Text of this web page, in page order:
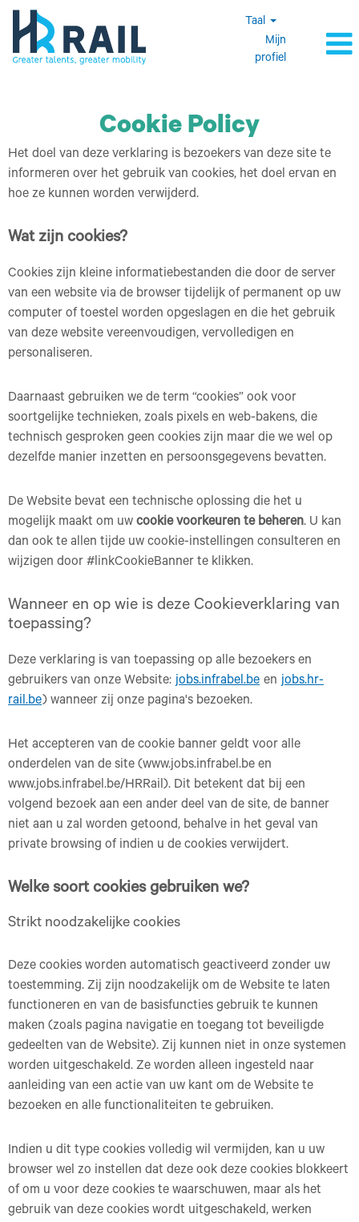
Taal
Mijn
profiel
Cookie Policy
Het doel van deze verklaring is bezoekers van deze site te
informeren over het gebruik van cookies, het doel ervan en
hoe ze kunnen worden verwijderd.
Wat zijn cookies?
Cookies zijn kleine informatiebestanden die door de server
van een website via de browser tijdelijk of permanent op uw
computer of toestel worden opgeslagen en die het gebruik
van deze website vereenvoudigen, vervolledigen en
personaliseren.
Daarnaast gebruiken we de term “cookies” ook voor
soortgelijke technieken, zoals pixels en web-bakens, die
technisch gesproken geen cookies zijn maar die we wel op
dezelfde manier inzetten en persoonsgegevens bevatten.
De Website bevat een technische oplossing die het u
mogelijk maakt om uw cookie voorkeuren te beheren. U kan
dan ook te allen tijde uw cookie-instellingen consulteren en
wijzigen door #linkCookieBanner te klikken.
Wanneer en op wie is deze Cookieverklaring van
toepassing?
Deze verklaring is van toepassing op alle bezoekers en
gebruikers van onze Website: jobs.infrabel.be en jobs.hr-
rail.be) wanneer zij onze pagina's bezoeken.
Het accepteren van de cookie banner geldt voor alle
onderdelen van de site (www.jobs.infrabel.be en
www.jobs.infrabel.be/HRRail). Dit betekent dat bij een
volgend bezoek aan een ander deel van de site, de banner
niet aan u zal worden getoond, behalve in het geval van
private browsing of indien u de cookies verwijdert.
Welke soort cookies gebruiken we?
Strikt noodzakelijke cookies
Deze cookies worden automatisch geactiveerd zonder uw
toestemming. Zij zijn noodzakelijk om de Website te laten
functioneren en van de basisfuncties gebruik te kunnen
maken (zoals pagina navigatie en toegang tot beveiligde
gedeelten van de Website). Zij kunnen niet in onze systemen
worden uitgeschakeld. Ze worden alleen ingesteld naar
aanleiding van een actie van uw kant om de Website te
bezoeken en alle functionaliteiten te gebruiken.
Indien u dit type cookies volledig wil vermijden, kan u uw
browser wel zo instellen dat deze ook deze cookies blokkeert
of om u voor deze cookies te waarschuwen, maar als het
gebruik van deze cookies wordt uitgeschakeld, werken